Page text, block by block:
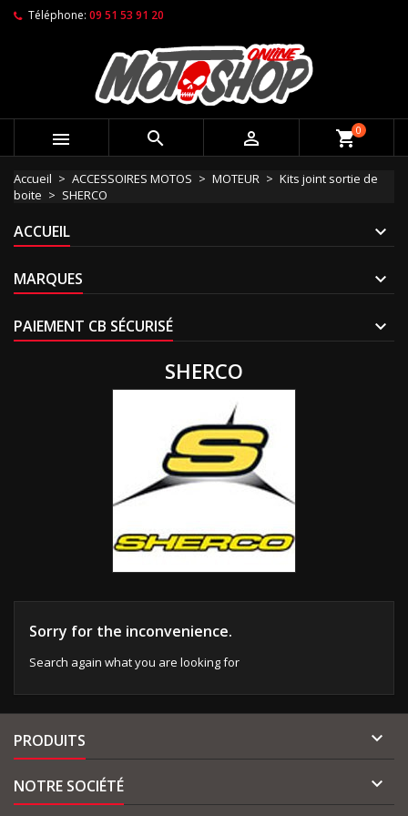
Téléphone: 09 51 53 91 20
   shopping_cart0
Accueil ACCESSOIRES MOTOS MOTEUR
Kits joint sortie de
boite
SHERCO
ACCUEIL
MARQUES
PAIEMENT CB SÉCURISÉ
SHERCO
Sorry for the inconvenience.
Search again what you are looking for
PRODUITS 
NOTRE SOCIÉTÉ 